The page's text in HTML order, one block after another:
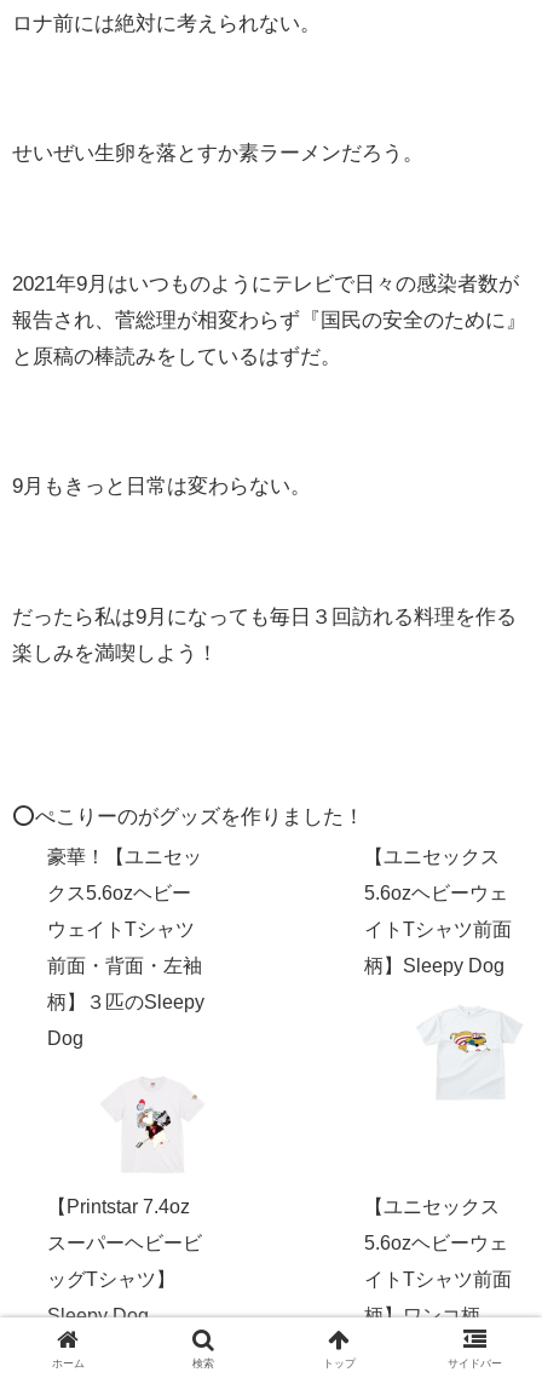
ロナ前には絶対に考えられない。
せいぜい生卵を落とすか素ラーメンだろう。
2021年9月はいつものようにテレビで日々の感染者数が
報告され、菅総理が相変わらず『国民の安全のために』
と原稿の棒読みをしているはずだ。
9月もきっと日常は変わらない。
だったら私は9月になっても毎日３回訪れる料理を作る
楽しみを満喫しよう！
⭕️ぺこりーのがグッズを作りました！
豪華！【ユニセッ
クス5.6ozヘビー
ウェイトTシャツ
前面・背面・左袖
柄】３匹のSleepy
Dog
【ユニセックス
5.6ozヘビーウェ
イトTシャツ前面
柄】Sleepy Dog
【Printstar 7.4oz
スーパーヘビービ
ッグTシャツ】
Sleepy Dog
【ユニセックス
5.6ozヘビーウェ
イトTシャツ前面
柄】ワンコ柄
ホーム 検索 トップ サイドバー